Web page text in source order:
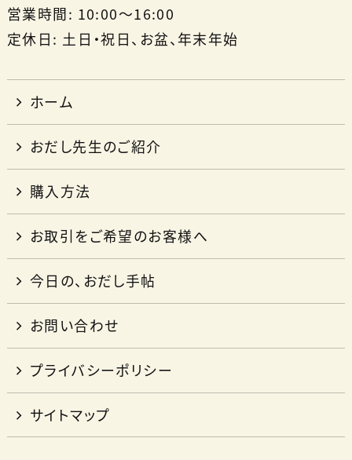
営業時間: 10:00〜16:00
定休日: 土日・祝日、お盆、年末年始
ホーム
おだし先生のご紹介
購入方法
お取引をご希望のお客様へ
今日の、おだし手帖
お問い合わせ
プライバシーポリシー
サイトマップ